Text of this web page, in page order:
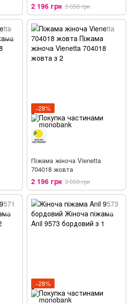
2 196 грн 3 050 грн
−28%
Піжама жіноча Vienetta
704018 жовта
2 196 грн 3 050 грн
−28%